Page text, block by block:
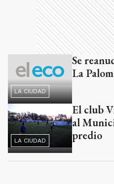
LA CIUDAD
Se
La
LA CIUDAD
al
predio